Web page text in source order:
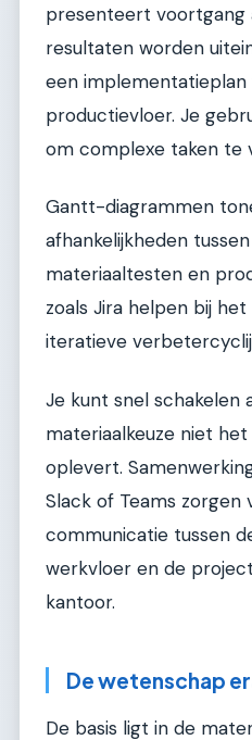
presenteert voortgang
resultaten worden
een implementatieplan
productievloer. Je
om complexe taken te
Gantt-diagrammen
afhankelijkheden
materiaaltesten en
zoals Jira helpen bij
iteratieve
Je kunt snel schakelen
materiaalkeuze niet
oplevert.
Slack of Teams
communicatie tussen
werkvloer en de
kantoor.
De wetenschap
De basis ligt in de